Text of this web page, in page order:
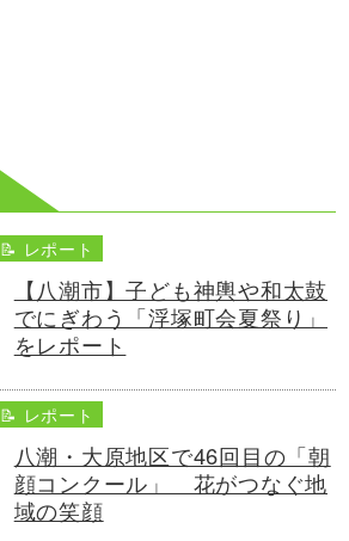
📝 レポート
【八潮市】子ども神輿や和太鼓
でにぎわう「浮塚町会夏祭り」
をレポート
📝 レポート
八潮・大原地区で46回目の「朝
顔コンクール」 花がつなぐ地
域の笑顔